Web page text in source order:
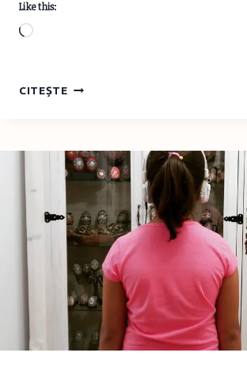
Like this:
Loading…
CITEȘTEVIAȚA
ADOLESCENT
ȘI
PISICA
LUI
SCHRÖDINGER